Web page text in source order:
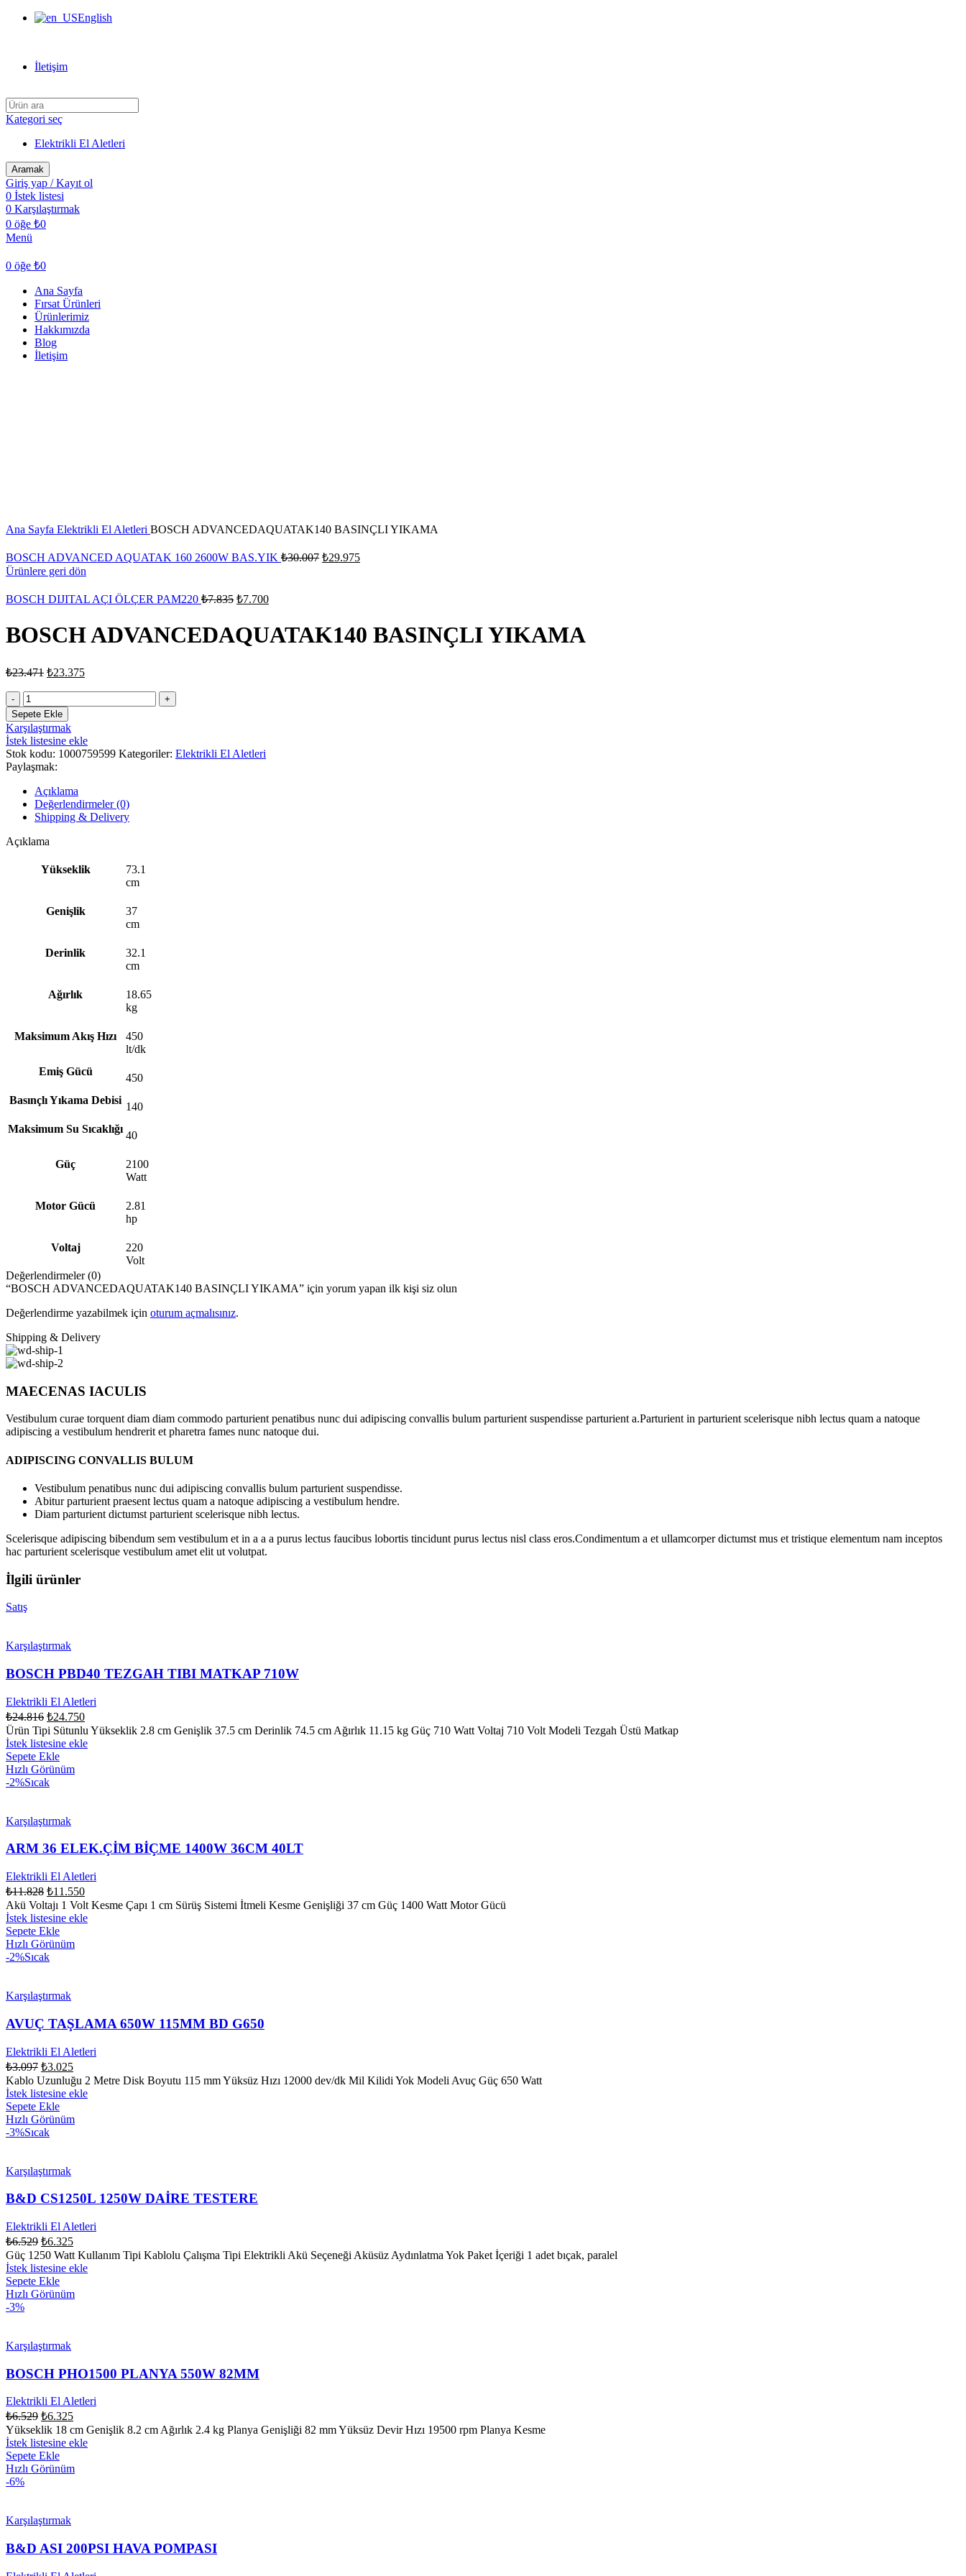
English
İletişim
Kategori seç
Elektrikli El Aletleri
Aramak
Giriş yap / Kayıt ol
0 İstek listesi
0 Karşılaştırmak
0 öğe ₺0
Menü
0 öğe ₺0
Ana Sayfa
Fırsat Ürünleri
Ürünlerimiz
Hakkımızda
Blog
İletişim
Ana Sayfa Elektrikli El Aletleri BOSCH ADVANCEDAQUATAK140 BASINÇLI YIKAMA
BOSCH ADVANCED AQUATAK 160 2600W BAS.YIK ₺30.007 ₺29.975
Ürünlere geri dön
BOSCH DIJITAL AÇI ÖLÇER PAM220 ₺7.835 ₺7.700
BOSCH ADVANCEDAQUATAK140 BASINÇLI YIKAMA
₺23.471 ₺23.375
BOSCH
ADVANCEDAQUATAK140
BASINÇLI
YIKAMA
adet
Sepete Ekle
Karşılaştırmak
İstek listesine ekle
Stok kodu: 1000759599 Kategoriler: Elektrikli El Aletleri
Paylaşmak:
Açıklama
Değerlendirmeler (0)
Shipping & Delivery
Açıklama
Yükseklik
73.1
cm
Genişlik
37
cm
Derinlik
32.1
cm
Ağırlık
18.65
kg
Maksimum Akış Hızı
450
lt/dk
Emiş Gücü
450
Basınçlı Yıkama Debisi
140
Maksimum Su Sıcaklığı
40
Güç
2100
Watt
Motor Gücü
2.81
hp
Voltaj
220
Volt
Değerlendirmeler (0)
“BOSCH ADVANCEDAQUATAK140 BASINÇLI YIKAMA” için yorum yapan ilk kişi siz olun
Değerlendirme yazabilmek için oturum açmalısınız.
Shipping & Delivery
MAECENAS IACULIS
Vestibulum curae torquent diam diam commodo parturient penatibus nunc dui adipiscing convallis bulum parturient suspendisse parturient a.Parturient in parturient scelerisque nibh lectus quam a natoque
adipiscing a vestibulum hendrerit et pharetra fames nunc natoque dui.
ADIPISCING CONVALLIS BULUM
Vestibulum penatibus nunc dui adipiscing convallis bulum parturient suspendisse.
Abitur parturient praesent lectus quam a natoque adipiscing a vestibulum hendre.
Diam parturient dictumst parturient scelerisque nibh lectus.
Scelerisque adipiscing bibendum sem vestibulum et in a a a purus lectus faucibus lobortis tincidunt purus lectus nisl class eros.Condimentum a et ullamcorper dictumst mus et tristique elementum nam inceptos
hac parturient scelerisque vestibulum amet elit ut volutpat.
İlgili ürünler
Satış
Karşılaştırmak
BOSCH PBD40 TEZGAH TIBI MATKAP 710W
Elektrikli El Aletleri
₺24.816 ₺24.750
Ürün Tipi Sütunlu Yükseklik 2.8 cm Genişlik 37.5 cm Derinlik 74.5 cm Ağırlık 11.15 kg Güç 710 Watt Voltaj 710 Volt Modeli Tezgah Üstü Matkap
İstek listesine ekle
Sepete Ekle
Hızlı Görünüm
-2%Sıcak
Karşılaştırmak
ARM 36 ELEK.ÇİM BİÇME 1400W 36CM 40LT
Elektrikli El Aletleri
₺11.828 ₺11.550
Akü Voltajı 1 Volt Kesme Çapı 1 cm Sürüş Sistemi İtmeli Kesme Genişliği 37 cm Güç 1400 Watt Motor Gücü
İstek listesine ekle
Sepete Ekle
Hızlı Görünüm
-2%Sıcak
Karşılaştırmak
AVUÇ TAŞLAMA 650W 115MM BD G650
Elektrikli El Aletleri
₺3.097 ₺3.025
Kablo Uzunluğu 2 Metre Disk Boyutu 115 mm Yüksüz Hızı 12000 dev/dk Mil Kilidi Yok Modeli Avuç Güç 650 Watt
İstek listesine ekle
Sepete Ekle
Hızlı Görünüm
-3%Sıcak
Karşılaştırmak
B&D CS1250L 1250W DAİRE TESTERE
Elektrikli El Aletleri
₺6.529 ₺6.325
Güç 1250 Watt Kullanım Tipi Kablolu Çalışma Tipi Elektrikli Akü Seçeneği Aküsüz Aydınlatma Yok Paket İçeriği 1 adet bıçak, paralel
İstek listesine ekle
Sepete Ekle
Hızlı Görünüm
-3%
Karşılaştırmak
BOSCH PHO1500 PLANYA 550W 82MM
Elektrikli El Aletleri
₺6.529 ₺6.325
Yükseklik 18 cm Genişlik 8.2 cm Ağırlık 2.4 kg Planya Genişliği 82 mm Yüksüz Devir Hızı 19500 rpm Planya Kesme
İstek listesine ekle
Sepete Ekle
Hızlı Görünüm
-6%
Karşılaştırmak
B&D ASI 200PSI HAVA POMPASI